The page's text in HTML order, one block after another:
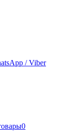
/ Viber
0